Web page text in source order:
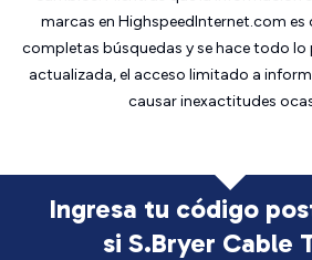
marcas en HighspeedInternet.com
completas búsquedas y se hace todo
actualizada, el acceso limitado a
causar inexactitudes
Ingresa tu código
si S.Bryer Cable